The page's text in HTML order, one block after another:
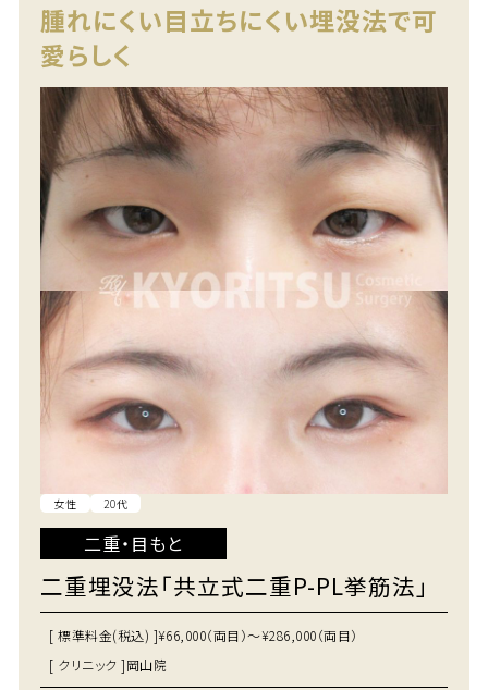
腫れにくい目立ちにくい埋没法で可
愛らしく
女性 20代
二重・目もと
二重埋没法「共立式二重P-PL挙筋法」
[ 標準料金(税込) ]¥66,000（両目）～¥286,000（両目）
[ クリニック ]岡山院